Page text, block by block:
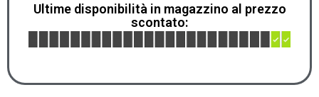
Ultime disponibilità in magazzino al prezzo
scontato: